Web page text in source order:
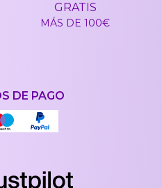
GRATIS
MÁS DE 100€
DE PAGO